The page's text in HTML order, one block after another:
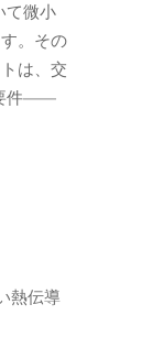
て微小
。その
は、交
件——
熱伝導